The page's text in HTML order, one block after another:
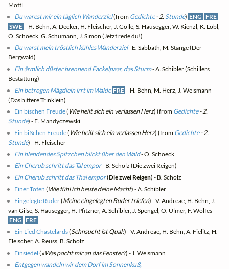
Mottl
Du warest mir ein täglich Wanderziel(from Gedichte- 2. Stunde) ENG FRE
SWE - H. Behn, A. Decker, H. Fleischer, J. Golle, S. Hausegger, W. Kienzl, K. Löbl,
O. Schoeck, G. Schumann, J. Simon (Jetzt rede du!)
Du warst mein tröstlich kühles Wanderziel- E. Sabbath, M. Stange (Der
Bergwald)
Ein ärmlich düster brennend Fackelpaar, das Sturm- A. Schibler (Schillers
Bestattung)
Ein betrogen Mägdlein irrt im Walde FRE - H. Behn, M. Herz, J. Weismann
(Das bittere Trinklein)
Ein bischen Freude( Wie heilt sich ein verlassen Herz) (from Gedichte- 2.
Stunde) - E. Mandyczewski
Ein bißchen Freude( Wie heilt sich ein verlassen Herz) (from Gedichte- 2.
Stunde) - H. Fleischer
Ein blendendes Spitzchen blickt über den Wald- O. Schoeck
Ein Cherub schritt das Tal empor- B. Scholz (Die zwei Reigen)
Ein Cherub schritt das Thal empor(Die zwei Reigen) - B. Scholz
Einer Toten ( Wie fühl ich heute deine Macht) - A. Schibler
Eingelegte Ruder(Meine eingelegten Ruder triefen) - V. Andreae, H. Behn, J.
van Gilse, S. Hausegger, H. Pfitzner, A. Schibler, J. Spengel, O. Ulmer, F. Wolfes
ENG FRE
Ein Lied Chastelards(Sehnsucht ist Qual!) - V. Andreae, H. Behn, A. Fielitz, H.
Fleischer, A. Reuss, B. Scholz
Einsiedel («Was pocht mir an das Fenster?) - J. Weismann
Entgegen wandeln wir dem Dorf im Sonnenkuß,